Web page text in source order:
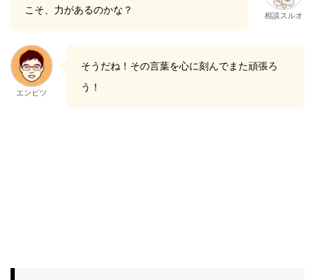
こそ、力があるのかな？
相談スルオ
エンピツ
そうだね！その言葉を心に刻んでまた頑張ろ
う！